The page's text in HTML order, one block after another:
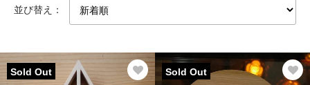
並び替え：
Sold Out Sold Out